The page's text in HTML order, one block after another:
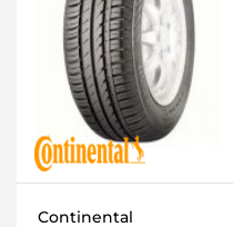
Continental